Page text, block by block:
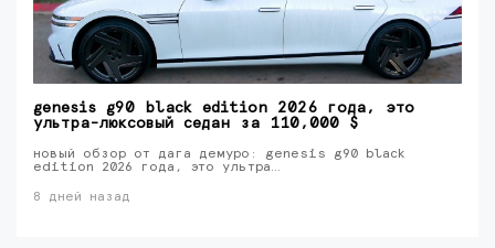
genesis g90 black edition 2026 года, это
ультра-люксовый седан за 110,000 $
новый обзор от дага демуро: genesis g90 black
edition 2026 года, это ультра…
8 дней назад